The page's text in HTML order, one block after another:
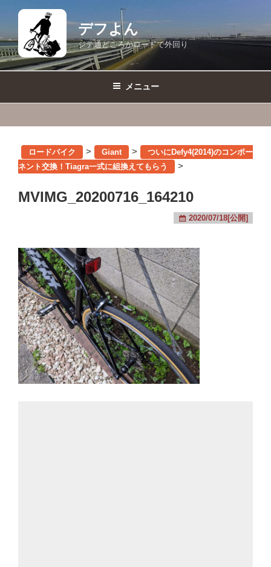
テ
ン
ツ
デフよん
ジテ通どころかロードで外回り
メニュー
ロードバイク > Giant >
ついにDefy4(2014)のコンポー
ネント交換！Tiagra一式に組換えてもらう
>
MVIMG_20200716_164210
2020/07/18[公開]